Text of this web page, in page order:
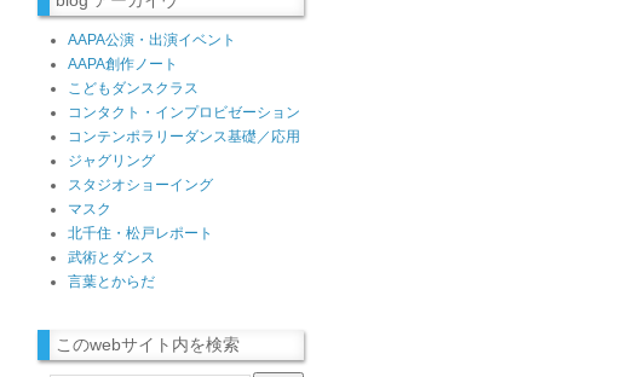
AAPA公演・出演イベント
AAPA創作ノート
こどもダンスクラス
コンタクト・インプロビゼーション
コンテンポラリーダンス基礎／応用
ジャグリング
スタジオショーイング
マスク
北千住・松戸レポート
武術とダンス
言葉とからだ
このwebサイト内を検索